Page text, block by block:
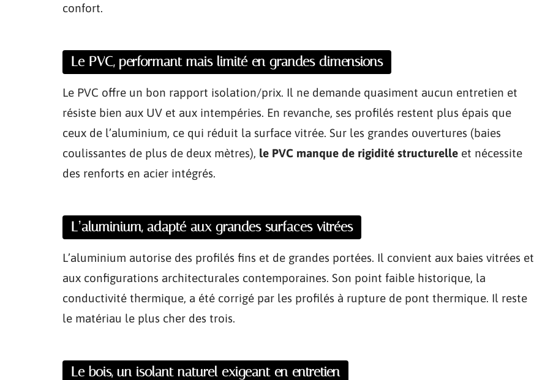
confort.
Le PVC, performant mais limité en grandes dimensions
Le PVC offre un bon rapport isolation/prix. Il ne demande quasiment aucun entretien et
résiste bien aux UV et aux intempéries. En revanche, ses profilés restent plus épais que
ceux de l’aluminium, ce qui réduit la surface vitrée. Sur les grandes ouvertures (baies
coulissantes de plus de deux mètres), le PVC manque de rigidité structurelle et nécessite
des renforts en acier intégrés.
L’aluminium, adapté aux grandes surfaces vitrées
L’aluminium autorise des profilés fins et de grandes portées. Il convient aux baies vitrées et
aux configurations architecturales contemporaines. Son point faible historique, la
conductivité thermique, a été corrigé par les profilés à rupture de pont thermique. Il reste
le matériau le plus cher des trois.
Le bois, un isolant naturel exigeant en entretien